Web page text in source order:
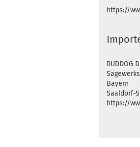
https://
RUDDOG
Bayern
Saaldorf-
https://